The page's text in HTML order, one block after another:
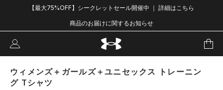
【最大75%OFF】シークレットセール開催中 ｜ 詳細はこちら
商品のお届けに関するお知らせ
ウィメンズ＋ガールズ＋ユニセックス トレーニン
グ Tシャツ